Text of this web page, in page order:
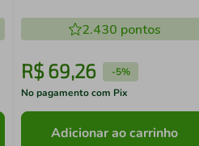
2.430 pontos
R$69,26 -5%
No pagamento com Pix
Adicionar ao carrinho